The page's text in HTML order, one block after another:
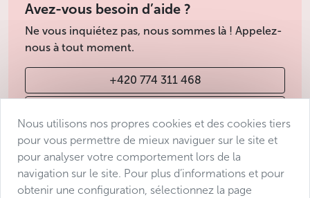
Avez-vous besoin d’aide ?
Ne vous inquiétez pas, nous sommes là ! Appelez-
nous à tout moment.
+420 774 311 468
Conditions de vente
Protection des données
Nous utilisons nos propres cookies et des cookies tiers
pour vous permettre de mieux naviguer sur le site et
pour analyser votre comportement lors de la
navigation sur le site. Pour plus d’informations et pour
obtenir une configuration, sélectionnez la page